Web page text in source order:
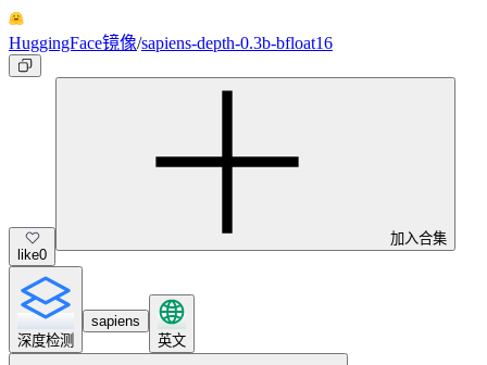
HuggingFace镜像/sapiens-depth-0.3b-bfloat16
like0
加入合集
深度检测
sapiens
英文